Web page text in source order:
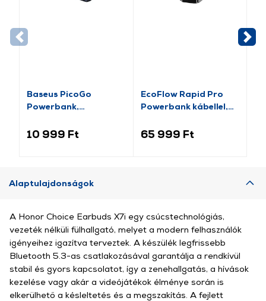
Baseus PicoGo
Powerbank,
(P1007680312300)
10 999 Ft
EcoFlow Rapid Pro
Powerbank kábellel,
65 999 Ft
Alaptulajdonságok
A Honor Choice Earbuds X7i egy csúcstechnológiás,
vezeték nélküli fülhallgató, melyet a modern felhasználók
igényeihez igazítva terveztek. A készülék legfrissebb
Bluetooth 5.3-as csatlakozásával garantálja a rendkívül
stabil és gyors kapcsolatot, így a zenehallgatás, a hívások
kezelése vagy akár a videójátékok élménye során is
elkerülhető a késleltetés és a megszakítás. A fejlett